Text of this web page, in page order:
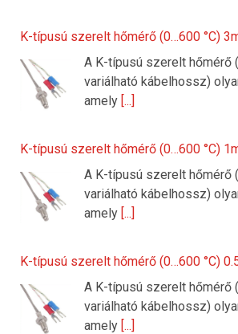
K-típusú szerelt hőmérő (0…600 °C)
A K-típusú szerelt hőmérő
variálható kábelhossz)
amely [...]
K-típusú szerelt hőmérő (0…600 °C)
A K-típusú szerelt hőmérő
variálható kábelhossz)
amely [...]
K-típusú szerelt hőmérő (0…600 °C)
A K-típusú szerelt hőmérő
variálható kábelhossz)
amely [...]